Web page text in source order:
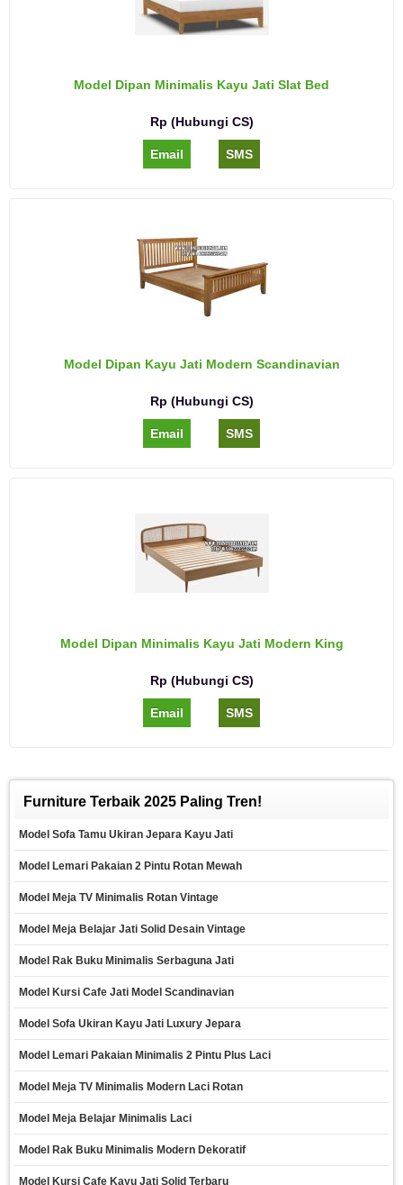
Model Dipan Minimalis Kayu Jati Slat Bed
Rp (Hubungi CS)
Email SMS
Model Dipan Kayu Jati Modern Scandinavian
Rp (Hubungi CS)
Email SMS
Model Dipan Minimalis Kayu Jati Modern King
Rp (Hubungi CS)
Email SMS
Furniture Terbaik 2025 Paling Tren!
Model Sofa Tamu Ukiran Jepara Kayu Jati
Model Lemari Pakaian 2 Pintu Rotan Mewah
Model Meja TV Minimalis Rotan Vintage
Model Meja Belajar Jati Solid Desain Vintage
Model Rak Buku Minimalis Serbaguna Jati
Model Kursi Cafe Jati Model Scandinavian
Model Sofa Ukiran Kayu Jati Luxury Jepara
Model Lemari Pakaian Minimalis 2 Pintu Plus Laci
Model Meja TV Minimalis Modern Laci Rotan
Model Meja Belajar Minimalis Laci
Model Rak Buku Minimalis Modern Dekoratif
Model Kursi Cafe Kayu Jati Solid Terbaru